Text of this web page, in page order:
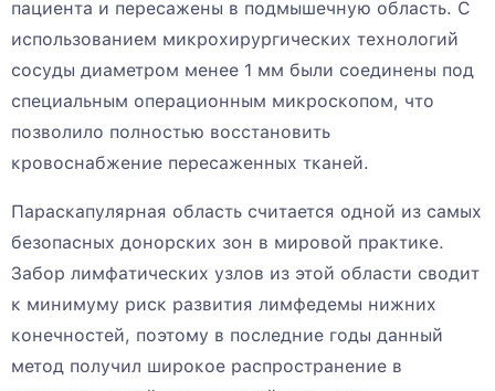
пациента и пересажены в подмышечную область. С
использованием микрохирургических технологий
сосуды диаметром менее 1 мм были соединены под
специальным операционным микроскопом, что
позволило полностью восстановить
кровоснабжение пересаженных тканей.
Параскапулярная область считается одной из самых
безопасных донорских зон в мировой практике.
Забор лимфатических узлов из этой области сводит
к минимуму риск развития лимфедемы нижних
конечностей, поэтому в последние годы данный
метод получил широкое распространение в